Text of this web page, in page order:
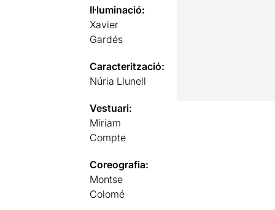
Il·luminació:
Xavier
Gardés
Caracterització:
Núria Llunell
Vestuari:
Míriam
Compte
Coreografia:
Montse
Colomé